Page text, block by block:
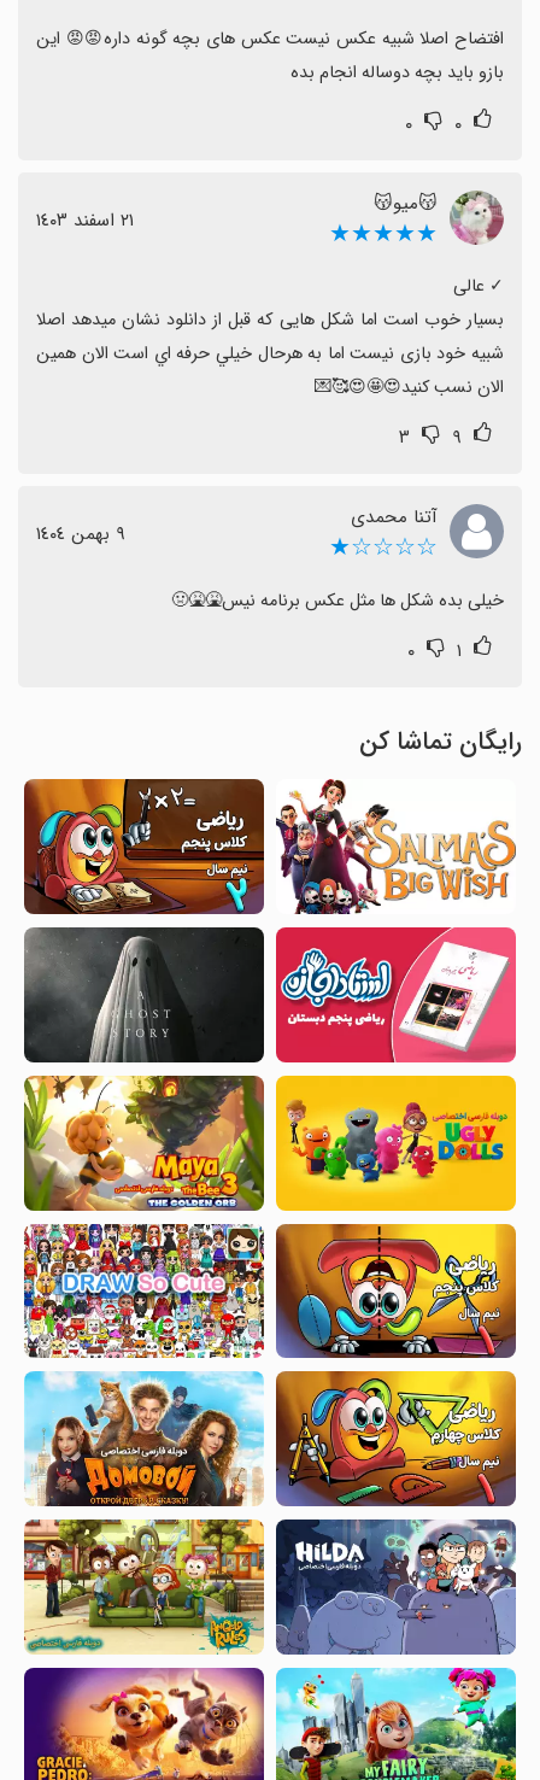
بازو باید بچه دوساله انجام بده
۰ ۰
😽میو😽
★★★★★ ٢١ اسفند ١٤٠٣
الان نسب کنید😍🤩😍🥰💌
۹ ۳
آتنا محمدی
☆☆☆☆★ ٩ بهمن ١٤٠٤
خیلی بده شکل ها مثل عکس برنامه نیس🤮🤮🤢
۱ ۰
رایگان تماشا کن